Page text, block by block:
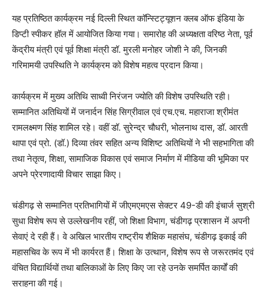
यह प्रतिष्ठित कार्यक्रम नई दिल्ली स्थित कॉन्स्टिट्यूशन क्लब ऑफ इंडिया के
डिप्टी स्पीकर हॉल में आयोजित किया गया। समारोह की अध्यक्षता वरिष्ठ नेता, पूर्व
केंद्रीय मंत्री एवं पूर्व शिक्षा मंत्री डॉ. मुरली मनोहर जोशी ने की, जिनकी
गरिमामयी उपस्थिति ने कार्यक्रम को विशेष महत्व प्रदान किया।
कार्यक्रम में मुख्य अतिथि साध्वी निरंजन ज्योति की विशेष उपस्थिति रही।
सम्मानित अतिथियों में जनार्दन सिंह सिग्रीवाल एवं एच.एच. महाराजा श्रीमंत
रामलक्ष्मण सिंह शामिल रहे। वहीं डॉ. सुरेन्द्र चौधरी, भोलनाथ दास, डॉ. आरती
थापा एवं प्रो. (डॉ.) दिव्या तंवर सहित अन्य विशिष्ट अतिथियों ने भी सहभागिता की
तथा नेतृत्व, शिक्षा, सामाजिक विकास एवं समाज निर्माण में मीडिया की भूमिका पर
अपने प्रेरणादायी विचार साझा किए।
चंडीगढ़ से सम्मानित प्रतिभागियों में जीएमएमएस सेक्टर 49-डी की इंचार्ज सुश्री
सुधा विशेष रूप से उल्लेखनीय रहीं, जो शिक्षा विभाग, चंडीगढ़ प्रशासन में अपनी
सेवाएं दे रही हैं। वे अखिल भारतीय राष्ट्रीय शैक्षिक महासंघ, चंडीगढ़ इकाई की
महासचिव के रूप में भी कार्यरत हैं। शिक्षा के उत्थान, विशेष रूप से जरूरतमंद एवं
वंचित विद्यार्थियों तथा बालिकाओं के लिए किए जा रहे उनके समर्पित कार्यों की
सराहना की गई।